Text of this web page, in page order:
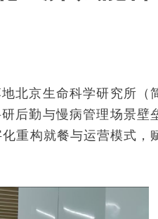
北京生命科学研究所（
后勤与慢病管理场景壁
重构就餐与运营模式，